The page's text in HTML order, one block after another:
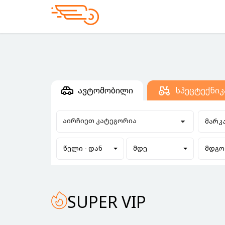
ავტომობილი
აირჩიეთ კატეგორია
წელი - დან მდე
SUPER VIP